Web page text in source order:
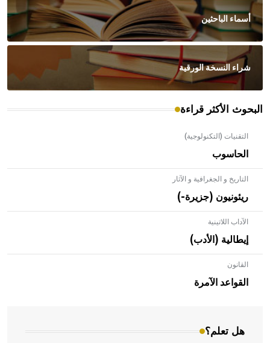
أسماء الباحثين
شراء النسخة الورقية
البحوث الأكثر قراءة
التقنيات (التكنولوجية)
الحاسوب
التاريخ و الجغرافية و الآثار
ريئونيون (جزيرة-)
الآداب اللاتينية
إيطالية (الأدب)
القانون
القواعد الآمرة
هل تعلم؟
- هل تعلم أن الأبلق نوع من الفنون الهندسية التي ارتبطت
بالعمارة الإسلامية في بلاد الشام ومصر خاصة، حيث يحرص
المعمار على بناء مداميكه وخاصة في الواجهات